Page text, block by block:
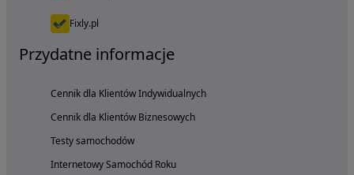
Fixly.pl
Przydatne informacje
Cennik dla Klientów Indywidualnych
Cennik dla Klientów Biznesowych
Testy samochodów
Internetowy Samochód Roku